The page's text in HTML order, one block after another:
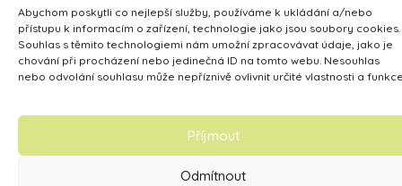
Abychom poskytli co nejlepší služby, používáme k ukládání a/nebo
přístupu k informacím o zařízení, technologie jako jsou soubory cookies.
Souhlas s těmito technologiemi nám umožní zpracovávat údaje, jako je
chování při procházení nebo jedinečná ID na tomto webu. Nesouhlas
nebo odvolání souhlasu může nepříznivě ovlivnit určité vlastnosti a
Příjmout
Odmítnout
rozpočtu
na léta
2027-
2028
Made by Avarita